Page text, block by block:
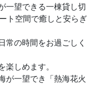
一望できる一棟貸し切
ト空間で癒しと安らぎ
常の時間をお過ごしく
しめます。
が一望でき「熱海花火